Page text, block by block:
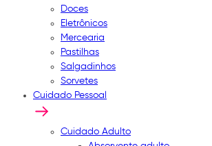
Doces
Eletrônicos
Mercearia
Pastilhas
Salgadinhos
Sorvetes
Cuidado Pessoal
Cuidado Adulto